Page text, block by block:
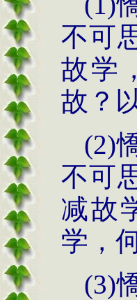
不可
故学
故？
(2)
不可
减故
学，
(3)